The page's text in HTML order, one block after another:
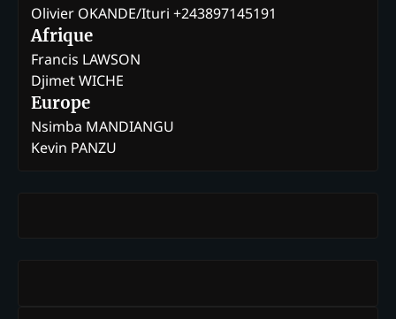
Olivier OKANDE/Ituri +243897145191
Afrique
Francis LAWSON
Djimet WICHE
Europe
Nsimba MANDIANGU
Kevin PANZU